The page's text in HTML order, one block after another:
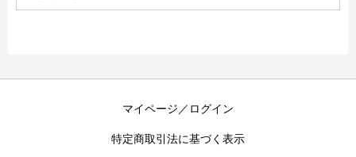
マイページ／ログイン
特定商取引法に基づく表示